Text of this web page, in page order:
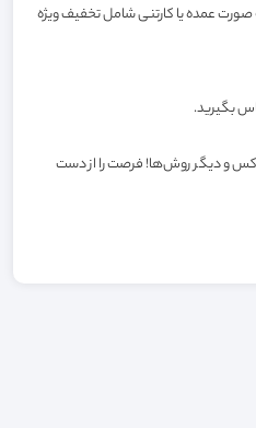
صورت عمده یا کارتنی شامل تخفیف ویژه
بگیرید.
و دیگر روش‌ها! فرصت را از دست